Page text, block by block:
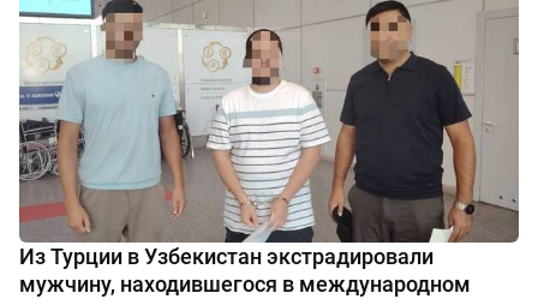
Из Турции в Узбекистан экстрадировали
мужчину, находившегося в международном